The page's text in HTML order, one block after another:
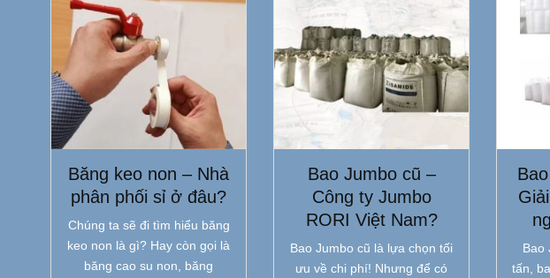
Băng keo non – Nhà
phân phối sỉ ở đâu?
Chúng ta sẽ đi tìm hiểu băng
keo non là gì? Hay còn gọi là
băng cao su non, băng
Bao Jumbo cũ –
Công ty Jumbo
RORI Việt Nam?
Bao Jumbo cũ là lựa chọn tối
ưu về chi phí! Nhưng để có
Bao
tấn,